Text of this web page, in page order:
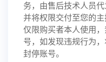
2024-03-16 V3.5
务，由售后技术人员代
并将权限交付至您的
仅限购买者本人使用
号，如发现违规行为
封停账号。